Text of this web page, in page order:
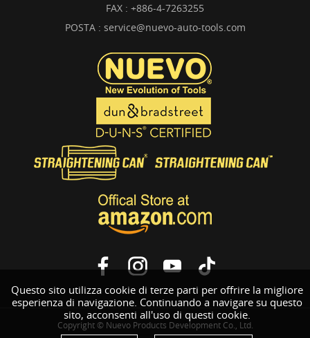
Questo sito utilizza cookie di terze parti per offrire la migliore
esperienza di navigazione. Continuando a navigare su questo
sito, acconsenti all'uso di questi cookie.
FAX : +886-4-7263255
POSTA : service@nuevo-auto-tools.com
Copyright © Nuevo Products Development Co., Ltd.